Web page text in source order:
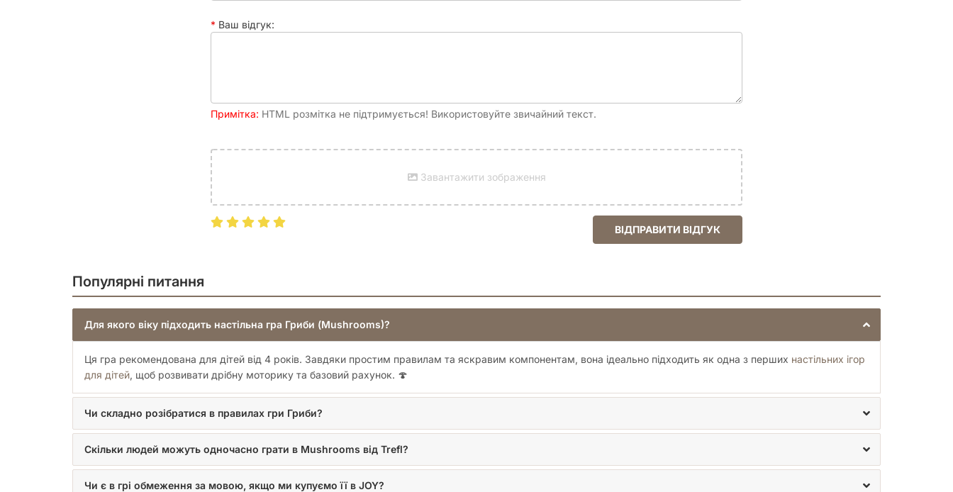
Ваш відгук:
Примітка: HTML розмітка не підтримується! Використовуйте звичайний текст.
Завантажити зображення
ВІДПРАВИТИ ВІДГУК
Популярні питання
Для якого віку підходить настільна гра Гриби (Mushrooms)?
Ця гра рекомендована для дітей від 4 років. Завдяки простим правилам та яскравим компонентам, вона ідеально підходить як одна з перших настільних ігор
для дітей, щоб розвивати дрібну моторику та базовий рахунок. 🍄
Чи складно розібратися в правилах гри Гриби?
Скільки людей можуть одночасно грати в Mushrooms від Trefl?
Чи є в грі обмеження за мовою, якщо ми купуємо її в JOY?